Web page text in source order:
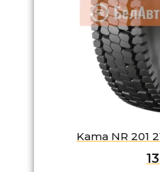
Kama NR 201